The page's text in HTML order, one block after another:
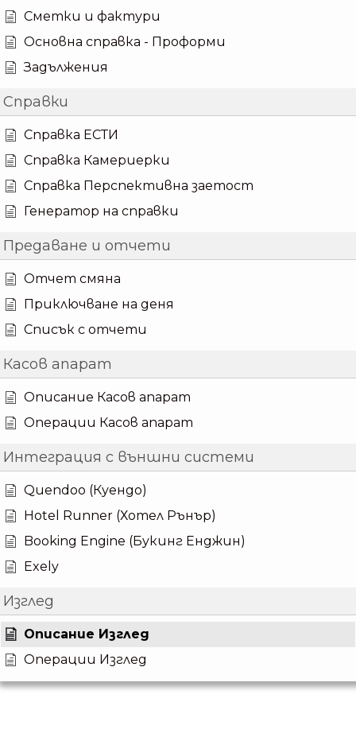
Сметки и фактури
Основна справка - Проформи
Задължения
Справки
Справка ЕСТИ
Справка Камериерки
Справка Перспективна заетост
Генератор на справки
Предаване и отчети
Отчет смяна
Приключване на деня
Списък с отчети
Касов апарат
Описание Касов апарат
Операции Касов апарат
Интеграция с външни системи
Quendoo (Куендо)
Hotel Runner (Хотел Рънър)
Booking Engine (Букинг Енджин)
Exely
Изглед
Описание Изглед
Операции Изглед